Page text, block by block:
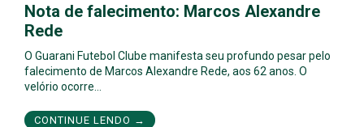
Nota de falecimento: Marcos Alexandre
Rede
O Guarani Futebol Clube manifesta seu profundo pesar pelo
falecimento de Marcos Alexandre Rede, aos 62 anos. O
velório ocorre…
CONTINUE LENDO →